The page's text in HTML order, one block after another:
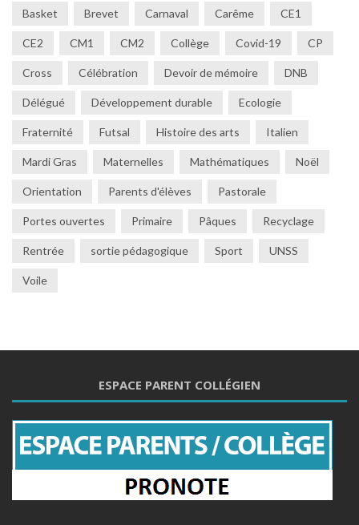
Basket Brevet Carnaval Carême CE1
CE2 CM1 CM2 Collège Covid-19 CP
Cross Célébration Devoir de mémoire DNB
Délégué Développement durable Ecologie
Fraternité Futsal Histoire des arts Italien
Mardi Gras Maternelles Mathématiques Noël
Orientation Parents d'élèves Pastorale
Portes ouvertes Primaire Pâques Recyclage
Rentrée sortie pédagogique Sport UNSS
Voile
ESPACE PARENT COLLÉGIEN